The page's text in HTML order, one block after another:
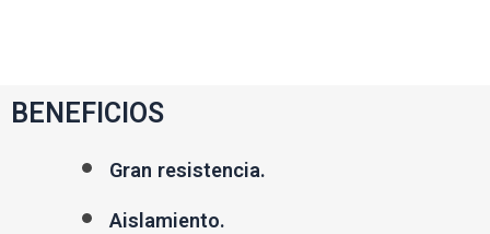
BENEFICIOS
Gran resistencia.
Aislamiento.